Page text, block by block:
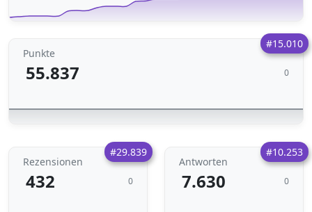
#15.010
Punkte
55.837 0
#29.839
Rezensionen
432 0
#10.253
Antworten
7.630 0